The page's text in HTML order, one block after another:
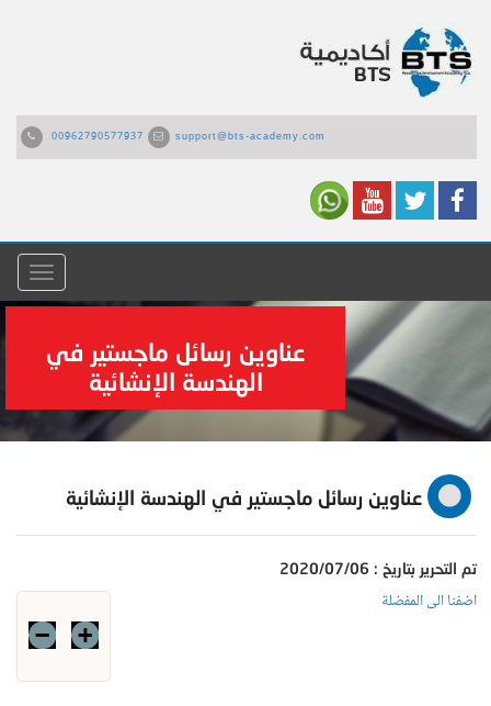
00962790577937 support@bts-academy.com
القائمة
عناوين رسائل ماجستير في
الهندسة الإنشائية
عناوين رسائل ماجستير في الهندسة الإنشائية
تم التحرير بتاريخ : 2020/07/06
اضفنا الى المفضلة